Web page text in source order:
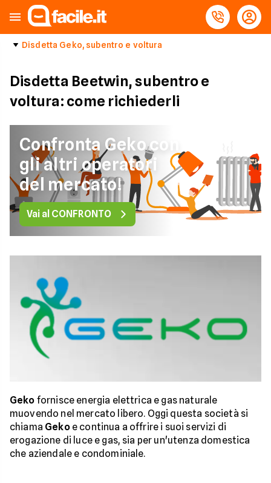
Disdetta Geko, subentro e voltura
Disdetta Beetwin, subentro e
voltura: come richiederli
Confronta Geko con
gli altri operatori
del mercato!
Vai al CONFRONTO
Geko fornisce energia elettrica e gas naturale
muovendo nel mercato libero. Oggi questa società si
chiama Gekoe continua a offrire i suoi servizi di
erogazione di luce e gas, sia per un'utenza domestica
che aziendale e condominiale.